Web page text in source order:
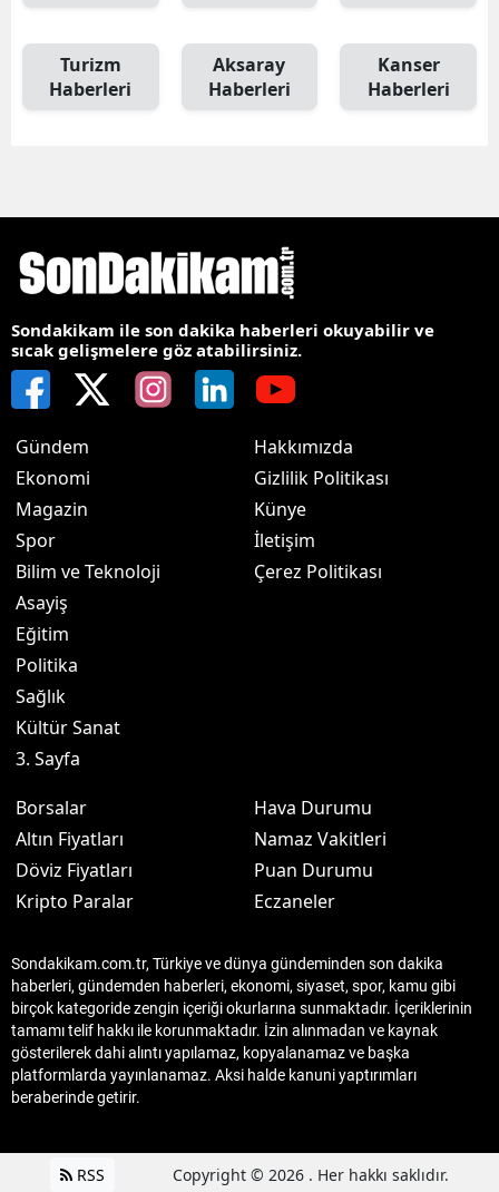
Turizm
Haberleri
Aksaray
Haberleri
Kanser
Haberleri
Sondakikam ile son dakika haberleri okuyabilir ve
sıcak gelişmelere göz atabilirsiniz.
Gündem
Ekonomi
Magazin
Spor
Bilim ve Teknoloji
Asayiş
Eğitim
Politika
Sağlık
Kültür Sanat
3. Sayfa
Hakkımızda
Gizlilik Politikası
Künye
İletişim
Çerez Politikası
Borsalar
Altın Fiyatları
Döviz Fiyatları
Kripto Paralar
Hava Durumu
Namaz Vakitleri
Puan Durumu
Eczaneler
Sondakikam.com.tr, Türkiye ve dünya gündeminden son dakika
haberleri, gündemden haberleri, ekonomi, siyaset, spor, kamu gibi
birçok kategoride zengin içeriği okurlarına sunmaktadır. İçeriklerinin
tamamı telif hakkı ile korunmaktadır. İzin alınmadan ve kaynak
gösterilerek dahi alıntı yapılamaz, kopyalanamaz ve başka
platformlarda yayınlanamaz. Aksi halde kanuni yaptırımları
beraberinde getirir.
RSS Copyright © 2026 . Her hakkı saklıdır.